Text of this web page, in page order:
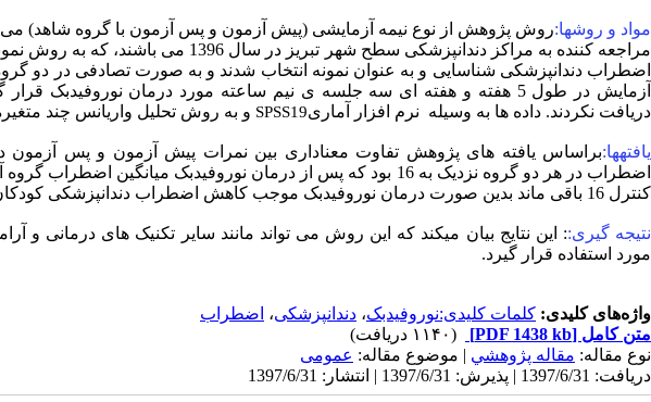
مواد و روشها:
آزمایش در طول 5 هفته و هفته ای سه جلسه ی نیم ساعته مورد درمان
دریافت نکردند. داده ها به وسیله نرم افزار آماریSPSS19 و به روش تحلیل واریانس چند
یافتهها:براساس یافته های پژوهش تفاوت معناداری بین نمرات پیش آزمون و پس
کنترل 16 باقی ماند بدین صورت درمان نوروفیدبک موجب کاهش اضطراب دندانپزشکی کودکان در گروه آزمایش شده بود.
نتیجه گیری:: این نتایج بیان میکند که این روش می تواند مانند سایر تکنیک های درمانی
مورد استفاده قرار گیرد.
واژه‌های کلیدی: کلمات کلیدی:نوروفیدبک، دندانپزشکی، اضطراب
متن کامل [PDF 1438 kb]
(۱۱۴۰ دریافت)
نوع مقاله: مقاله پژوهشي | موضوع مقاله: عمومى
دریافت: 1397/6/31 | پذیرش: 1397/6/31 | انتشار: 1397/6/31